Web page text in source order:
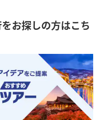
お探しの方はこち